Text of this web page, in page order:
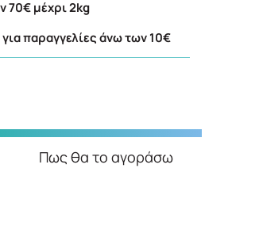
70€ μέχρι 2kg
παραγγελίες άνω των 10€
Πως θα το αγοράσω